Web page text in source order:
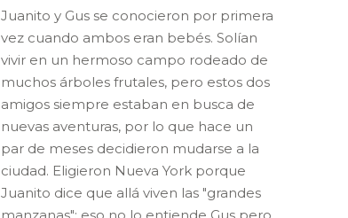
Juanito y Gus se conocieron por primera
vez cuando ambos eran bebés. Solían
vivir en un hermoso campo rodeado de
muchos árboles frutales, pero estos dos
amigos siempre estaban en busca de
nuevas aventuras, por lo que hace un
par de meses decidieron mudarse a la
ciudad. Eligieron Nueva York porque
Juanito dice que allá viven las "grandes